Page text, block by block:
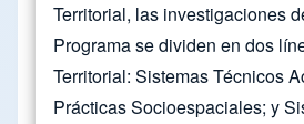
Territorial, las investigaciones
Programa se dividen en dos
Territorial: Sistemas Técnicos
Prácticas Socioespaciales; y